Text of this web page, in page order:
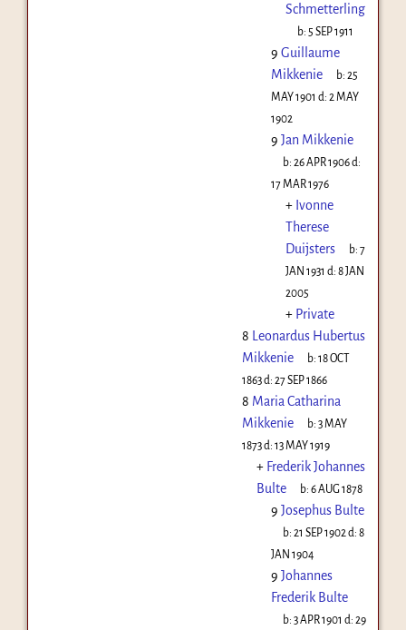
Schmetterling
b: 5 SEP 1911
9 Guillaume
Mikkenie
b:25
MAY 1901 d: 2 MAY
1902
9 Jan Mikkenie
b:26 APR 1906d:
17 MAR 1976
+ Ivonne
Therese
Duijsters
b:7
JAN 1931 d: 8 JAN
2005
+ Private
8 Leonardus Hubertus
Mikkenie
b:18 OCT
1863d: 27 SEP 1866
8 Maria Catharina
Mikkenie
b:3 MAY
1873d: 13 MAY 1919
+ Frederik Johannes
Bulte
b:6 AUG 1878
9 Josephus Bulte
b:21 SEP 1902 d:8
JAN 1904
9 Johannes
Frederik Bulte
b:3 APR 1901 d:29